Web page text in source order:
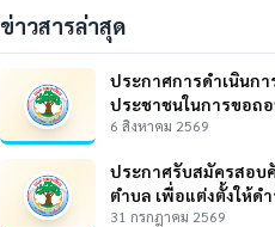
ข่าวสารล่าสุด
ประกาศการดำเนินก
ประชาชนในการขอถ
6 สิงหาคม 2569
ประกาศรับสมัครสอบ
ตำบล เพื่อแต่งตั้งให้ดำ
31 กรกฎาคม 2569